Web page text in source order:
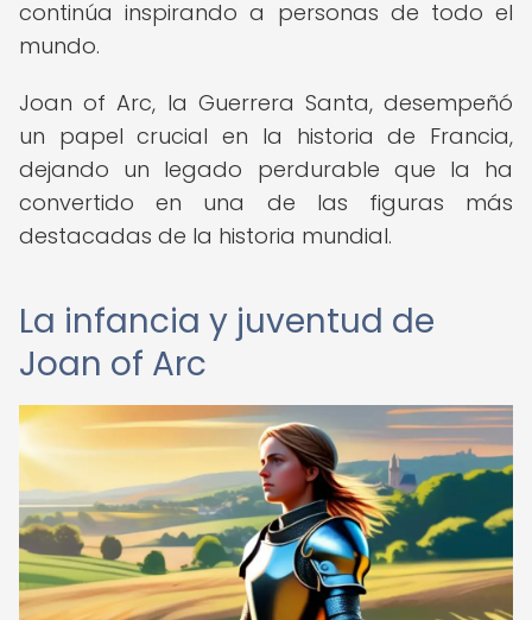
continúa inspirando a personas de todo el
mundo.
Joan of Arc, la Guerrera Santa, desempeñó
un papel crucial en la historia de Francia,
dejando un legado perdurable que la ha
convertido en una de las figuras más
destacadas de la historia mundial.
La infancia y juventud de
Joan of Arc